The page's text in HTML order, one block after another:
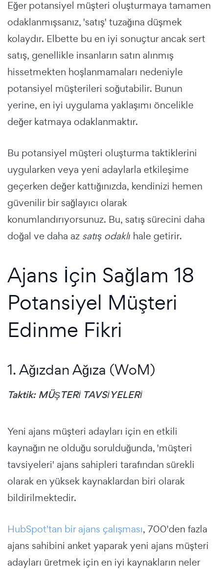
Eğer potansiyel müşteri oluşturmaya tamamen
odaklanmışsanız, 'satış' tuzağına düşmek
kolaydır. Elbette bu en iyi sonuçtur ancak sert
satış, genellikle insanların satın alınmış
hissetmekten hoşlanmamaları nedeniyle
potansiyel müşterileri soğutabilir. Bunun
yerine, en iyi uygulama yaklaşımı öncelikle
değer katmaya odaklanmaktır.
Bu potansiyel müşteri oluşturma taktiklerini
uygularken veya yeni adaylarla etkileşime
geçerken değer kattığınızda, kendinizi hemen
güvenilir bir sağlayıcı olarak
konumlandırıyorsunuz. Bu, satış sürecini daha
doğal ve daha az satış odaklı hale getirir.
Ajans İçin Sağlam 18
Potansiyel Müşteri
Edinme Fikri
1. Ağızdan Ağıza (WoM)
Taktik: MÜŞTERİ TAVSİYELERİ
Yeni ajans müşteri adayları için en etkili
kaynağın ne olduğu sorulduğunda, 'müşteri
tavsiyeleri' ajans sahipleri tarafından sürekli
olarak en yüksek kaynaklardan biri olarak
bildirilmektedir.
HubSpot'tan bir ajans çalışması, 700'den fazla
ajans sahibini anket yaparak yeni ajans müşteri
adayları üretmek için en iyi kaynakların neler